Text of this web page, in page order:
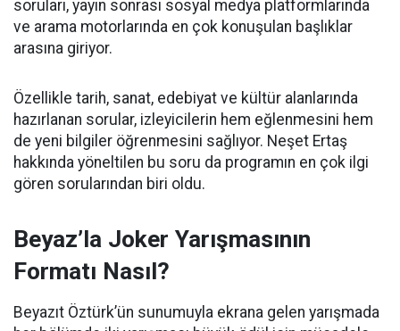
soruları, yayın sonrası sosyal medya platformlarında
ve arama motorlarında en çok konuşulan başlıklar
arasına giriyor.
Özellikle tarih, sanat, edebiyat ve kültür alanlarında
hazırlanan sorular, izleyicilerin hem eğlenmesini hem
de yeni bilgiler öğrenmesini sağlıyor. Neşet Ertaş
hakkında yöneltilen bu soru da programın en çok ilgi
gören sorularından biri oldu.
Beyaz’la Joker Yarışmasının
Formatı Nasıl?
Beyazıt Öztürk’ün sunumuyla ekrana gelen yarışmada